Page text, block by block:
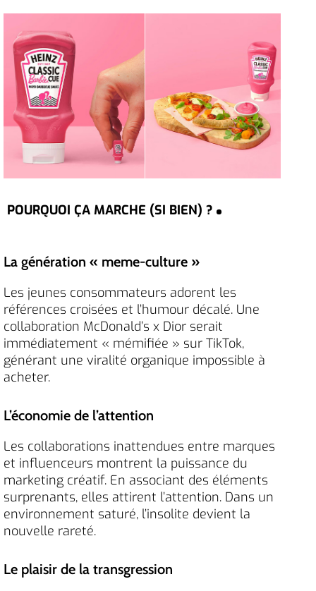
POURQUOI ÇA MARCHE (SI BIEN) ?
La génération « meme-culture »
Les jeunes consommateurs adorent les
références croisées et l’humour décalé. Une
collaboration McDonald’s x Dior serait
immédiatement « mémifiée » sur TikTok,
générant une viralité organique impossible à
acheter.
L’économie de l’attention
Les collaborations inattendues entre marques
et influenceurs montrent la puissance du
marketing créatif. En associant des éléments
surprenants, elles attirent l’attention. Dans un
environnement saturé, l’insolite devient la
nouvelle rareté.
Le plaisir de la transgression